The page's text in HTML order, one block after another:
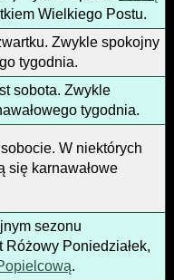
Wielkiego Postu.
Zwykle spokojny
tygodnia.
sobota. Zwykle
tygodnia.
W niektórych
się karnawałowe
sezonu
Różowy Poniedziałek,
.